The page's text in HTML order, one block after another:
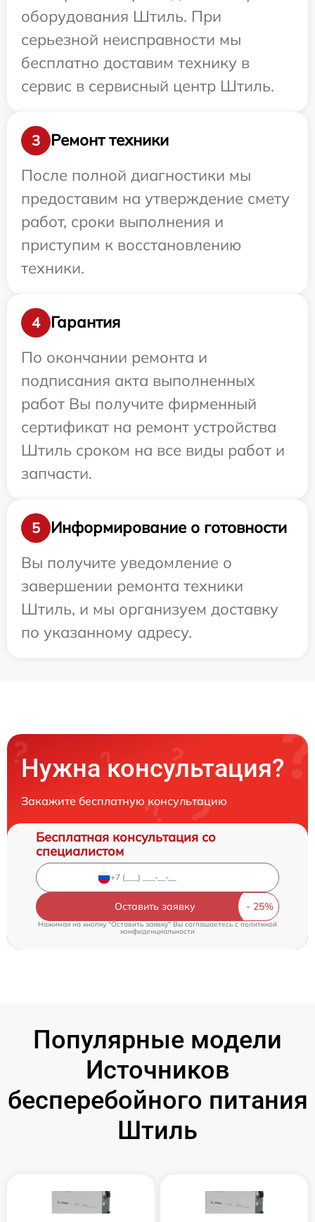
оборудования Штиль. При
серьезной неисправности мы
бесплатно доставим технику в
сервис в сервисный центр Штиль.
3
Ремонт техники
После полной диагностики мы
предоставим на утверждение смету
работ, сроки выполнения и
приступим к восстановлению
техники.
4
Гарантия
По окончании ремонта и
подписания акта выполненных
работ Вы получите фирменный
сертификат на ремонт устройства
Штиль сроком на все виды работ и
запчасти.
5
Информирование о готовности
Вы получите уведомление о
завершении ремонта техники
Штиль, и мы организуем доставку
по указанному адресу.
Нужна консультация?
Закажите бесплатную консультацию
Бесплатная консультация со
специалистом
Оставить заявку
Нажимая на кнопку "Оставить заявку" Вы соглашаетесь cполитикой
конфиденциальности
Популярные модели
Источников
бесперебойного питания
Штиль